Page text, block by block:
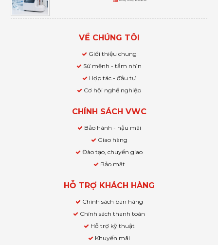
VỀ CHÚNG TÔI
Giới thiệu chung
Sứ mệnh - tầm nhìn
Hợp tác - đầu tư
Cơ hội nghề nghiệp
CHÍNH SÁCH VWC
Bảo hành - hậu mãi
Giao hàng
Đào tạo, chuyển giao
Bảo mật
HỖ TRỢ KHÁCH HÀNG
Chính sách bán hàng
Chính sách thanh toán
Hỗ trợ kỹ thuật
Khuyến mãi